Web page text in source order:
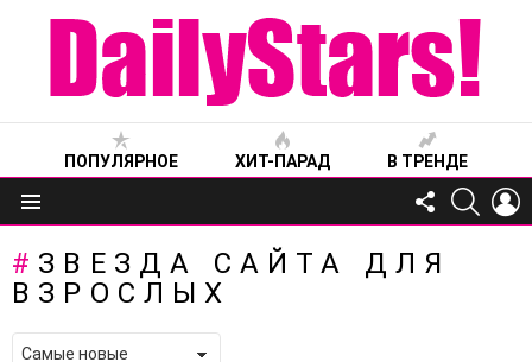
ПОПУЛЯРНОЕ ХИТ-ПАРАД В ТРЕНДЕ
Меню
FOLLOW
US
ЗВЕЗДА САЙТА ДЛЯ
ВЗРОСЛЫХ